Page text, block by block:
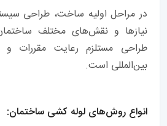
در مراحل اولیه ساخت، طراحی
نیازها و نقش‌های مختلف
طراحی مستلزم رعایت مقررات و
بین‌المللی است.
انواع روش‌های لوله کشی ساختمان: